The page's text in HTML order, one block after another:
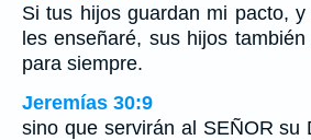
Si tus hijos guardan mi pacto,
les enseñaré, sus hijos
para siempre.
Jeremías 30:9
sino que servirán al SEÑOR su